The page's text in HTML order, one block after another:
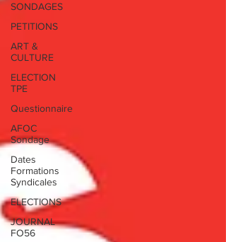
SONDAGES
PETITIONS
ART &
CULTURE
ELECTION
TPE
Questionnaire
AFOC
Sondage
Dates
Formations
Syndicales
ELECTIONS
JOURNAL
FO56